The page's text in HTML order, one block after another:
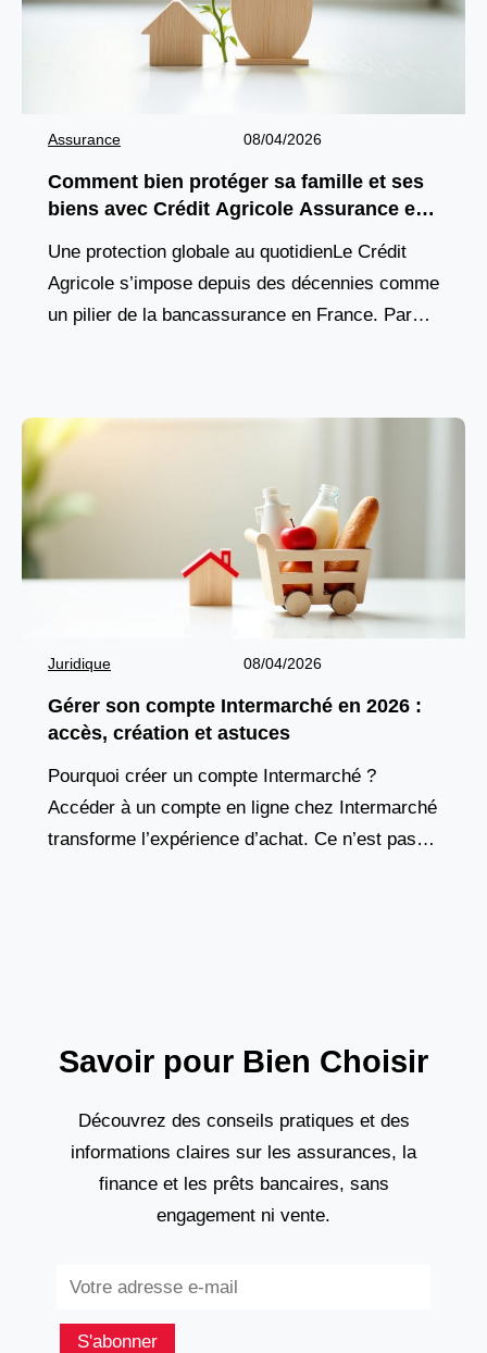
Assurance 08/04/2026
Comment bien protéger sa famille et ses
biens avec Crédit Agricole Assurance en
Une protection globale au quotidienLe Crédit
Agricole s’impose depuis des décennies comme
un pilier de la bancassurance en France. Parce
Juridique 08/04/2026
Gérer son compte Intermarché en 2026 :
accès, création et astuces
Pourquoi créer un compte Intermarché ?
Accéder à un compte en ligne chez Intermarché
transforme l’expérience d’achat. Ce n’est pas
Savoir pour Bien Choisir
Découvrez des conseils pratiques et des
informations claires sur les assurances, la
finance et les prêts bancaires, sans
engagement ni vente.
S'abonner